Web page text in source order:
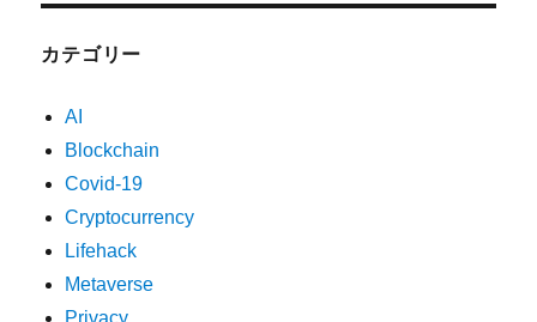
カテゴリー
AI
Blockchain
Covid-19
Cryptocurrency
Lifehack
Metaverse
Privacy